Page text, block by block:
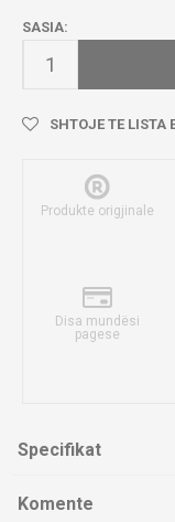
SASIA:
SHTOJE TE LISTA
Produkte origjinale
Disa mundësi
pagese
Specifikat
Komente